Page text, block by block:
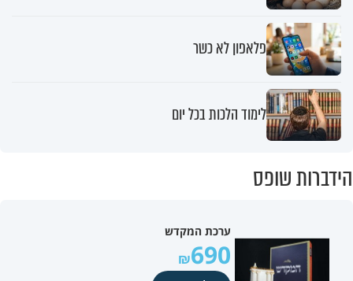
פלאפון לא כשר
לימוד הלכות בכל יום
הידברות שופס
ערכת המקדש
690